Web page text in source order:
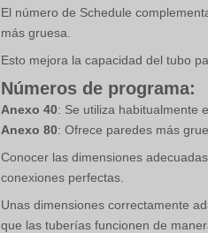
El número de Schedule
más gruesa.
Esto mejora la capacidad del tubo
Números de programa:
Anexo 40: Se utiliza habitualmente
Anexo 80: Ofrece paredes más
Conocer las dimensiones
conexiones perfectas.
Unas dimensiones correctamente
que las tuberías funcionen de